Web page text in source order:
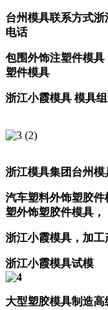
台州模具联系方式浙
电话
包围外饰注塑件模
塑件模具
浙江小霞模具 模具
浙江模具集团 台州模
汽车塑料外饰塑胶
塑外饰塑胶件模具，
浙江小霞模具，加
浙江小霞模具试模
大型塑胶模具制造高